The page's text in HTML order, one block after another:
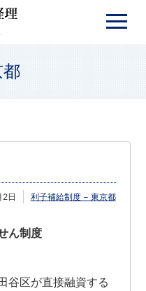
2日 利子補給制度 − 東京都
ん制度
谷区が直接融資する